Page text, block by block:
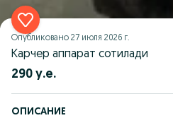
Опубликовано 27 июля 2026 г.
Карчер аппарат сотилади
290 у.е.
ОПИСАНИЕ